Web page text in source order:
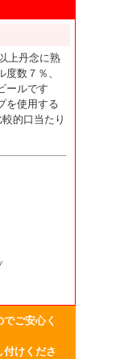
上丹念に熟
数７％、
ールです
を使用する
的口当たり
ご安心く
けくださ